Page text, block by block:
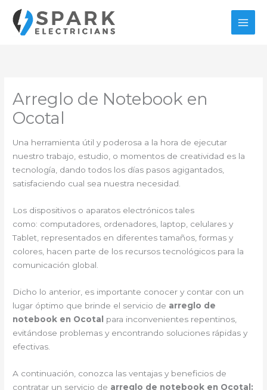
contenido
Arreglo de Notebook en
Ocotal
Una herramienta útil y poderosa a la hora de ejecutar
nuestro trabajo, estudio, o momentos de creatividad es la
tecnología, dando todos los días pasos agigantados,
satisfaciendo cual sea nuestra necesidad.
Los dispositivos o aparatos electrónicos tales
como: computadores, ordenadores, laptop, celulares y
Tablet, representados en diferentes tamaños, formas y
colores, hacen parte de los recursos tecnológicos para la
comunicación global.
Dicho lo anterior, es importante conocer y contar con un
lugar óptimo que brinde el servicio de arreglo de
notebook en Ocotal para inconvenientes repentinos,
evitándose problemas y encontrando soluciones rápidas y
efectivas.
A continuación, conozca las ventajas y beneficios de
contratar un servicio de arreglo de notebook en Ocotal: